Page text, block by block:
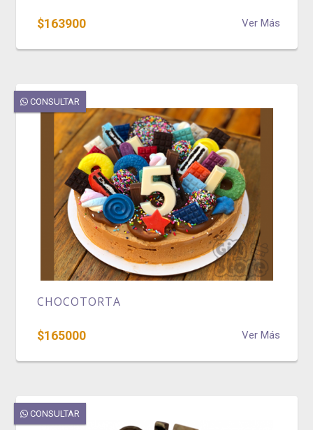
$163900 Ver Más
CONSULTAR
CHOCOTORTA
$165000 Ver Más
CONSULTAR